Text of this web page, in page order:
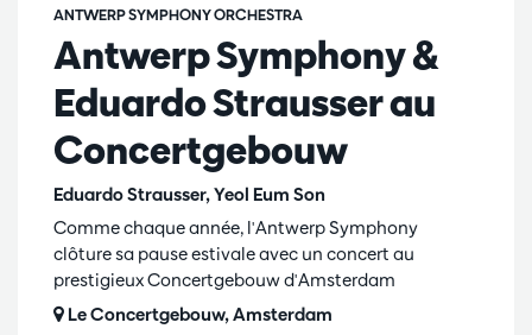
Antwerp Symphony &
Eduardo Strausser au
Concertgebouw
Eduardo Strausser, Yeol Eum Son
ANTWERP SYMPHONY ORCHESTRA
Comme chaque année, l'Antwerp Symphony
clôture sa pause estivale avec un concert au
prestigieux Concertgebouw d'Amsterdam
Le Concertgebouw, Amsterdam